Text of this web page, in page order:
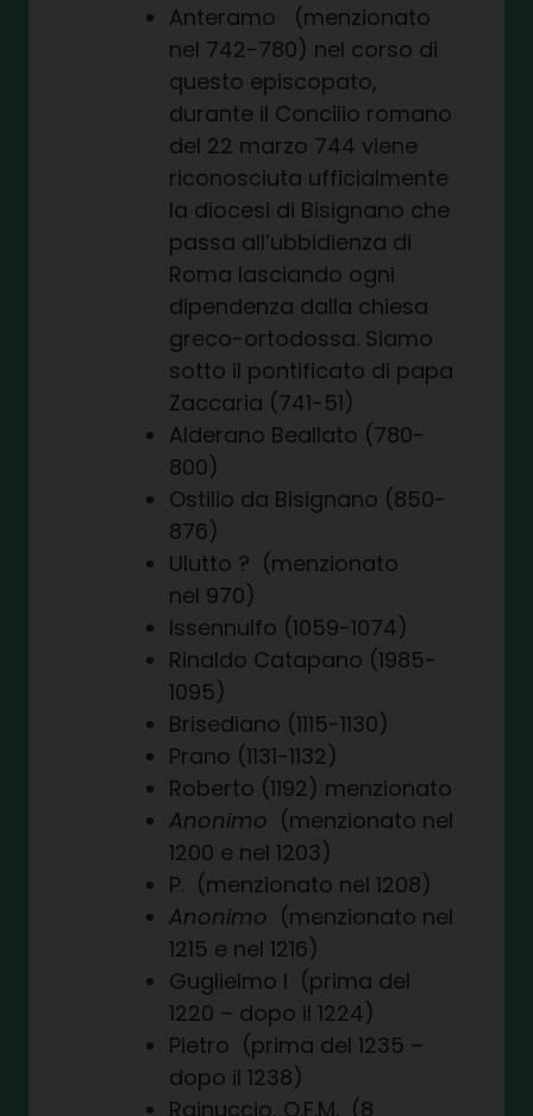
Anteramo (menzionato
nel 742-780) nel corso di
questo episcopato,
durante il Concilio romano
del 22 marzo 744 viene
riconosciuta ufficialmente
la diocesi di Bisignano che
passa all’ubbidienza di
Roma lasciando ogni
dipendenza dalla chiesa
greco-ortodossa. Siamo
sotto il pontificato di papa
Zaccaria (741-51)
Alderano Beallato (780-
800)
Ostilio da Bisignano (850-
876)
Ulutto ? (menzionato
nel 970)
Issennulfo (1059-1074)
Rinaldo Catapano (1985-
1095)
Brisediano (1115-1130)
Prano (1131-1132)
Roberto (1192) menzionato
Anonimo (menzionato nel
1200 e nel 1203)
P. (menzionato nel 1208)
Anonimo (menzionato nel
1215 e nel 1216)
Guglielmo I (prima del
1220 – dopo il 1224)
Pietro (prima del 1235 –
dopo il 1238)
Rainuccio, O.F.M. (8